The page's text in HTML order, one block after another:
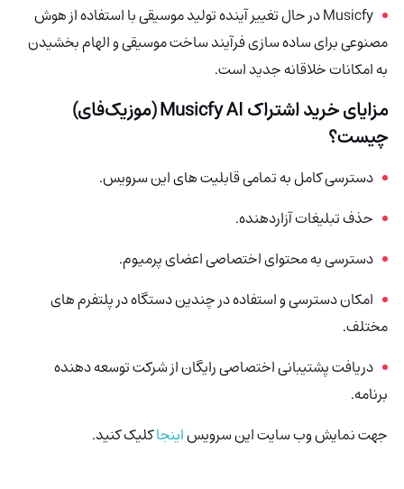
Musicfy در حال تغییر آینده تولید موسیقی با استفاده از هوش
مصنوعی برای ساده سازی فرآیند ساخت موسیقی و الهام بخشیدن
به امکانات خلاقانه جدید است.
مزایای خرید اشتراک Musicfy AI (موزیک‌فای)
چیست؟
دسترسی کامل به تمامی قابلیت های این سرویس.
حذف تبلیغات آزاردهنده.
دسترسی به محتوای اختصاصی اعضای پرمیوم.
امکان دسترسی و استفاده در چندین دستگاه در پلتفرم های
مختلف.
دریافت پشتیبانی اختصاصی رایگان از شرکت توسعه دهنده
برنامه.
جهت نمایش وب سایت این سرویساینجاکلیک کنید.